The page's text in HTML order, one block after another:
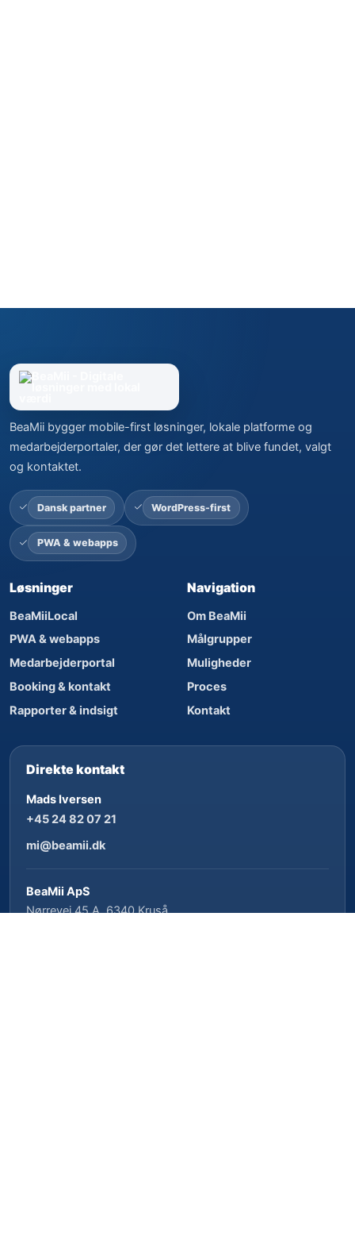
BeaMii bygger mobile-first løsninger, lokale platforme og
medarbejderportaler, der gør det lettere at blive fundet, valgt
og kontaktet.
Dansk partner WordPress-first
PWA & webapps
Løsninger
BeaMiiLocal
PWA & webapps
Medarbejderportal
Booking & kontakt
Rapporter & indsigt
Navigation
Om BeaMii
Målgrupper
Muligheder
Proces
Kontakt
Direkte kontakt
Mads Iversen
+45 24 82 07 21
mi@beamii.dk
BeaMii ApS
Nørrevej 45 A, 6340 Kruså